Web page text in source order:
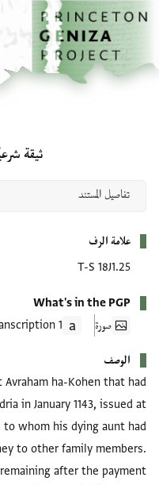
إلى المحتوى الرئيسي
الرئيسية
ثيقة
علامة الرف
T-S 18J1.25
What's in the PGP
صورة
1 Transcription
الوصف
ha-Kohen that had
in January 1143, issued at
whom his dying aunt had
to other family members.
after the payment